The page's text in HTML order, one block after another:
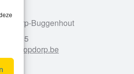
43
Opdorp-Buggenhout
opdorp.be